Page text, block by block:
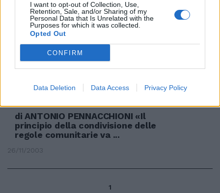
I want to opt-out of Collection, Use,
Retention, Sale, and/or Sharing of my
Personal Data that Is Unrelated with the
Purposes for which it was collected.
Opted Out
CONFIRM
Data Deletion Data Access Privacy Policy
Fassino scaglia la prima pietra:
«Riforme radicali o l'Italia non ce
la fa, è mancata la condivisione»
di ANTONIO PENNACCHIONI «Il
principio della condivisione delle
regole comunitarie va ...
26/11/2003
1